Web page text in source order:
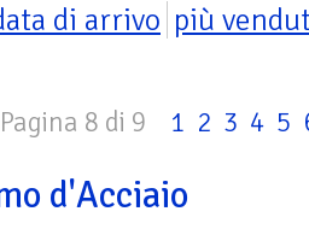
di arrivo più
Pagina 8 di 9 1 2 3 4 5
d'Acciaio